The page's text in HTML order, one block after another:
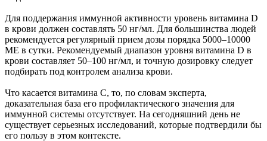
Для поддержания иммунной активности уровень витамина D
в крови должен составлять 50 нг/мл. Для большинства людей
рекомендуется регулярный прием дозы порядка 5000–10000
МЕ в сутки. Рекомендуемый диапазон уровня витамина D в
крови составляет 50–100 нг/мл, и точную дозировку следует
подбирать под контролем анализа крови.
Что касается витамина С, то, по словам эксперта,
доказательная база его профилактического значения для
иммунной системы отсутствует. На сегодняшний день не
существует серьезных исследований, которые подтвердили бы
его пользу в этом контексте.